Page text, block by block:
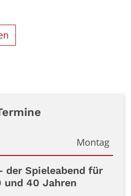
Montag
Spieleabend für
und 40 Jahren